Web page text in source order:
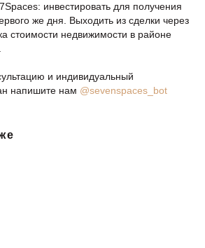
инвестировать для получения
же дня. Выходить из сделки через
стоимости недвижимости в районе
и индивидуальный
напишите нам @sevenspaces_bot